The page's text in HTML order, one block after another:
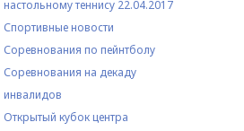
настольному теннису 22.04.2017
Спортивные новости
Соревнования по пейнтболу
Соревнования на декаду
инвалидов
Открытый кубок центра